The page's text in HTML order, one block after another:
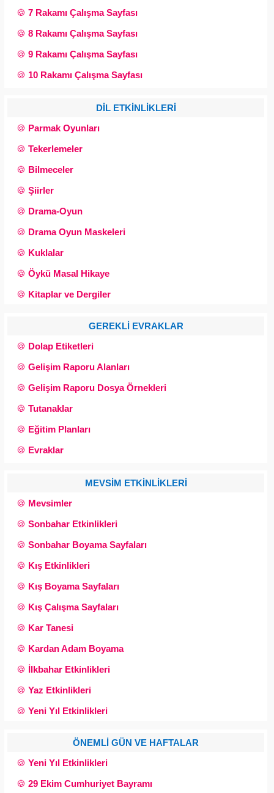
🍪 7 Rakamı Çalışma Sayfası
🍪 8 Rakamı Çalışma Sayfası
🍪 9 Rakamı Çalışma Sayfası
🍪 10 Rakamı Çalışma Sayfası
DİL ETKİNLİKLERİ
🍪 Parmak Oyunları
🍪 Tekerlemeler
🍪 Bilmeceler
🍪 Şiirler
🍪 Drama-Oyun
🍪 Drama Oyun Maskeleri
🍪 Kuklalar
🍪 Öykü Masal Hikaye
🍪 Kitaplar ve Dergiler
GEREKLİ EVRAKLAR
🍪 Dolap Etiketleri
🍪 Gelişim Raporu Alanları
🍪 Gelişim Raporu Dosya Örnekleri
🍪 Tutanaklar
🍪 Eğitim Planları
🍪 Evraklar
MEVSİM ETKİNLİKLERİ
🍪 Mevsimler
🍪 Sonbahar Etkinlikleri
🍪 Sonbahar Boyama Sayfaları
🍪 Kış Etkinlikleri
🍪 Kış Boyama Sayfaları
🍪 Kış Çalışma Sayfaları
🍪 Kar Tanesi
🍪 Kardan Adam Boyama
🍪 İlkbahar Etkinlikleri
🍪 Yaz Etkinlikleri
🍪 Yeni Yıl Etkinlikleri
ÖNEMLİ GÜN VE HAFTALAR
🍪 Yeni Yıl Etkinlikleri
🍪 29 Ekim Cumhuriyet Bayramı